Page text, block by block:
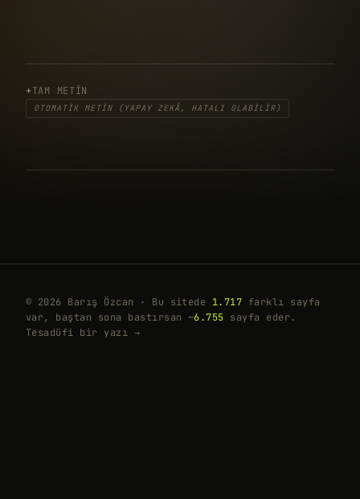
TAM METIN
OTOMATIK METIN (YAPAY ZEKÂ, HATALI OLABILIR)
© 2026 Barış Özcan · Bu sitede 1.717 farklı sayfa
var, baştan sona bastırsan ~6.755 sayfa eder.
Tesadüfi bir yazı →